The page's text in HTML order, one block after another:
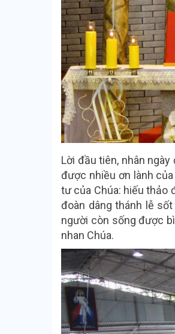
Lời đầu tiên, nhân
được nhiều ơn lành
tư của Chúa: hiếu thảo
đoàn dâng thánh lễ
người còn sống được
nhan Chúa.